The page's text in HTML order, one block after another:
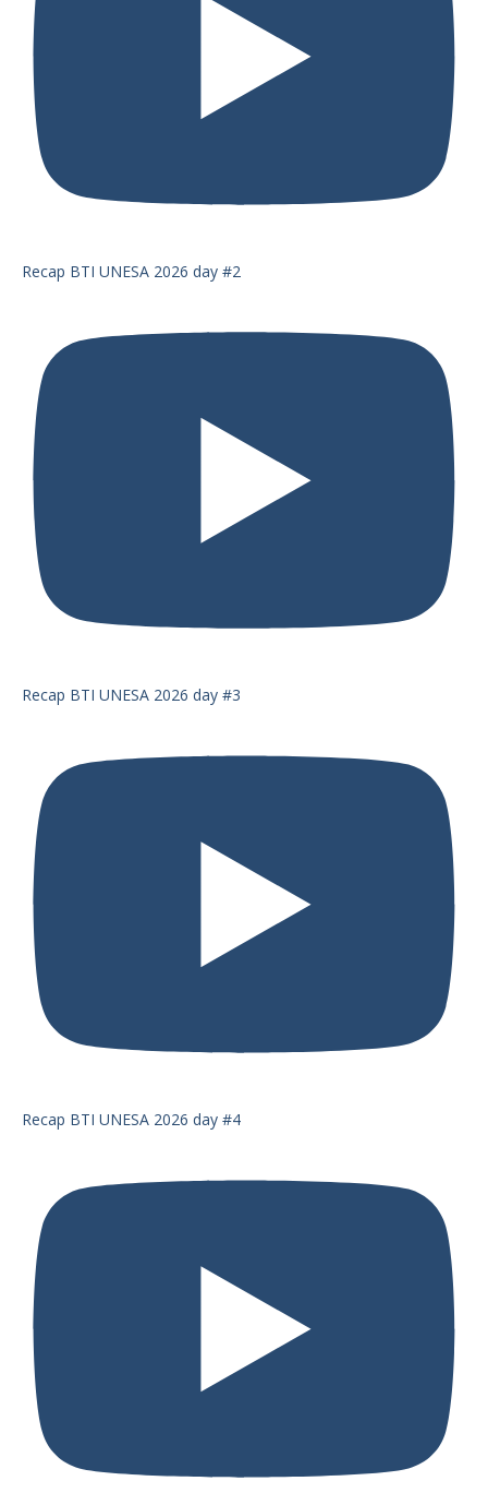
Recap BTI UNESA 2026 day #2
Recap BTI UNESA 2026 day #3
Recap BTI UNESA 2026 day #4